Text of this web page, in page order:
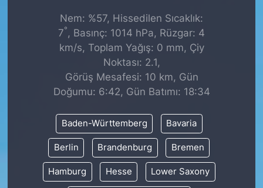
Nem: %57, Hissedilen Sıcaklık:
7° , Basınç: 1014 hPa, Rüzgar: 4
km/s, Toplam Yağış: 0 mm, Çiy
Noktası: 2.1,
Görüş Mesafesi: 10 km, Gün
Doğumu: 6:42, Gün Batımı: 18:34
Baden-Württemberg Bavaria
Berlin Brandenburg Bremen
Hamburg Hesse Lower Saxony